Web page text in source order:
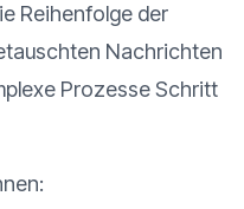
Reihenfolge der
Nachrichten
Prozesse Schritt